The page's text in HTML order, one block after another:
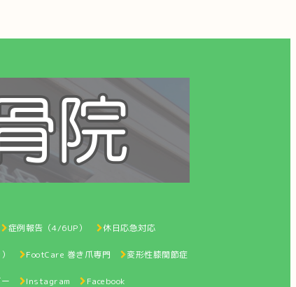
症例報告（4/6UP） 休日応急対応
FootCare 巻き爪専門 変形性膝関節症
Instagram Facebook